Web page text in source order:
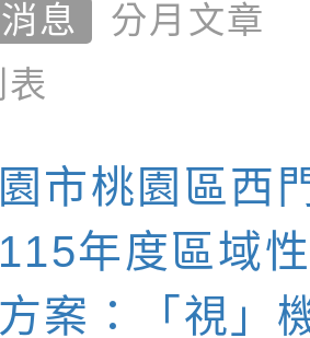
家7月課程資
新鮮人」
、「親密關係
「祖孫樂淘桃
動」海報
局115年「暑
專案」LED
政府政策宣導
LCD託播影片
園市政府家庭
源資訊
園市政府LED
LCD託播影（
關身心障礙者
覺暫留創意
:桃園市內
-優質教育
息
分月文章
市桃園區西
年度區域
案：「視」